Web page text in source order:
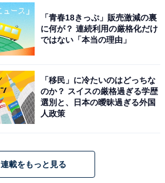
「青春18きっぷ」販売激減の裏
に何が？ 連続利用の厳格化だけ
ではない「本当の理由」
「移民」に冷たいのはどっちな
のか？ スイスの厳格過ぎる学歴
選別と、日本の曖昧過ぎる外国
人政策
連載をもっと見る